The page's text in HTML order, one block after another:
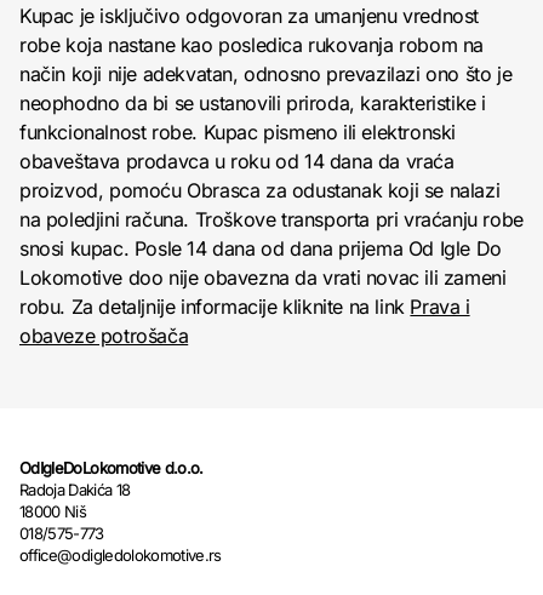
Kupac je isključivo odgovoran za umanjenu vrednost
robe koja nastane kao posledica rukovanja robom na
način koji nije adekvatan, odnosno prevazilazi ono što je
neophodno da bi se ustanovili priroda, karakteristike i
funkcionalnost robe. Kupac pismeno ili elektronski
obaveštava prodavca u roku od 14 dana da vraća
proizvod, pomoću Obrasca za odustanak koji se nalazi
na poledjini računa. Troškove transporta pri vraćanju robe
snosi kupac. Posle 14 dana od dana prijema Od Igle Do
Lokomotive doo nije obavezna da vrati novac ili zameni
robu. Za detaljnije informacije kliknite na link Prava i
obaveze potrošača
OdIgleDoLokomotive d.o.o.
Radoja Dakića 18
18000 Niš
018/575-773
office@odigledolokomotive.rs